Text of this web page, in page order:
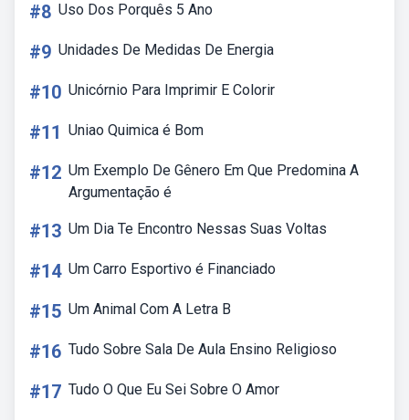
#8 Uso Dos Porquês 5 Ano
#9 Unidades De Medidas De Energia
#10 Unicórnio Para Imprimir E Colorir
#11 Uniao Quimica é Bom
#12 Um Exemplo De Gênero Em Que Predomina A
Argumentação é
#13 Um Dia Te Encontro Nessas Suas Voltas
#14 Um Carro Esportivo é Financiado
#15 Um Animal Com A Letra B
#16 Tudo Sobre Sala De Aula Ensino Religioso
#17 Tudo O Que Eu Sei Sobre O Amor